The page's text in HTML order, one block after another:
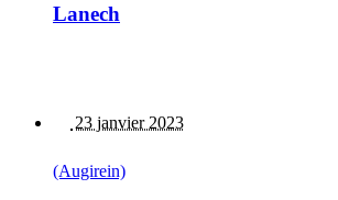
Lanech
23 janvier 2023
(Augirein)